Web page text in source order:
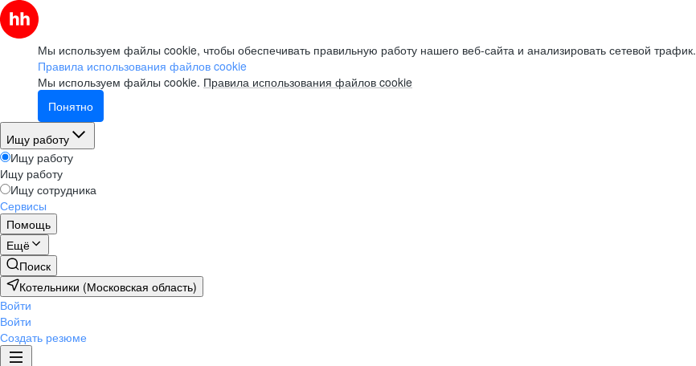
Мы используем файлы cookie, чтобы обеспечивать правильную работу нашего веб-сайта и анализировать сетевой трафик.
Правила использования файлов cookie
Мы используем файлы cookie. Правила использования файлов cookie
Понятно
Ищу работу
Ищу работу
Ищу работу
Ищу сотрудника
Сервисы
Помощь
Ещё
Поиск
Котельники (Московская область)
Войти
Войти
Создать резюме